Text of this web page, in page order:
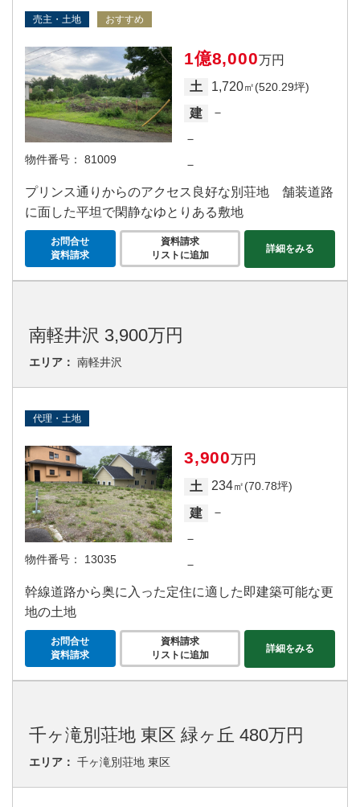
売主・土地 おすすめ
物件番号： 81009
1億8,000万円
土
1,720㎡(520.29坪)
建
－
－
－
プリンス通りからのアクセス良好な別荘地 舗装道路
に面した平坦で閑静なゆとりある敷地
お問合せ
資料請求
資料請求
リストに追加
詳細をみる
南軽井沢 3,900万円
エリア： 南軽井沢
代理・土地
物件番号： 13035
3,900万円
土
234㎡(70.78坪)
建
－
－
－
幹線道路から奥に入った定住に適した即建築可能な更
地の土地
お問合せ
資料請求
資料請求
リストに追加
詳細をみる
千ヶ滝別荘地 東区 緑ヶ丘 480万円
エリア： 千ヶ滝別荘地 東区